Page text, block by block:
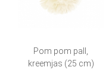
Pom pom pall,
kreemjas (25 cm)